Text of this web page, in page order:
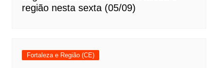
região nesta sexta (05/09)
Fortaleza e Região (CE)